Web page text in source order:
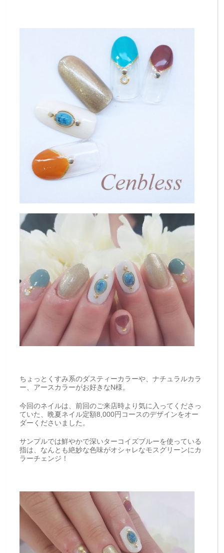
ちょっとくすみ系のダスティーカラーや、ナチュラルカラ
ー、アースカラーがお好きなN様。
今回のネイルは、前回のご来店時より気に入ってくださっ
ていた、晩夏ネイル定額8,000円コースのデザインをオー
ダーくださいました。
サンプルでは鮮やかで深いターコイズブルーを使っている
指は、なんとも絶妙な色味がオシャレなモスグリーンにカ
ラーチェンジ！